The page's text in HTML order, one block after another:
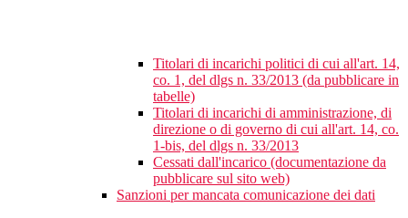
Titolari di incarichi politici di cui all'art. 14,
co. 1, del dlgs n. 33/2013 (da pubblicare in
tabelle)
Titolari di incarichi di amministrazione, di
direzione o di governo di cui all'art. 14, co.
1-bis, del dlgs n. 33/2013
Cessati dall'incarico (documentazione da
pubblicare sul sito web)
Sanzioni per mancata comunicazione dei dati